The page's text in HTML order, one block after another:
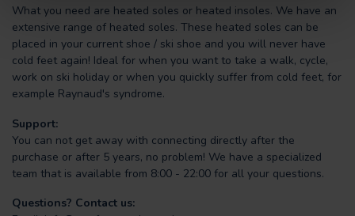
What you need are heated soles or heated insoles. We have an
extensive range of heated soles. These heated soles can be
placed in your current shoe / ski shoe and you will never have
cold feet again! Ideal for when you want to take a walk, cycle,
work on ski holiday or when you quickly suffer from cold feet, for
example Raynaud's syndrome.
Support:
You can not get away with connecting directly after the
purchase or after 5 years, no problem! We have a specialized
team that is available from 8:00 - 22:00 for all your questions.
Questions? Contact us: